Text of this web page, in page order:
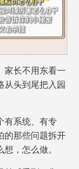
家长不用东看一
从头到尾把入园
有系统、有专
的那些问题拆开
，怎么做。